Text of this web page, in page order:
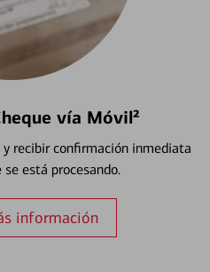
vía Móvil²
recibir confirmación inmediata
está procesando.
información